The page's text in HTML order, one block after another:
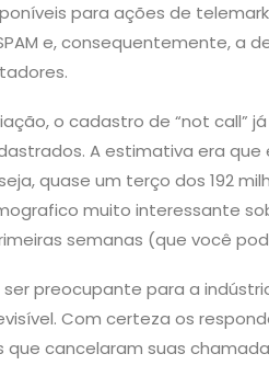
para ações de
e, consequentemente, a
o cadastro de “not call”
A estimativa era que
quase um terço dos 192
muito interessante
semanas (que você
ser preocupante para a
Com certeza os
cancelaram suas